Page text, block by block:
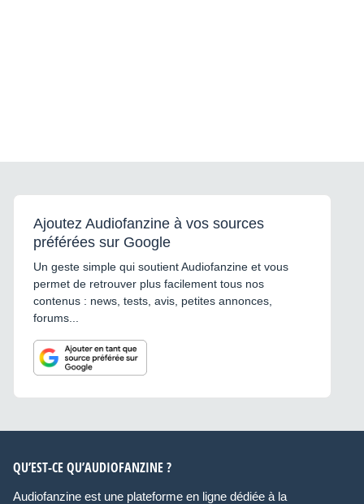
Ajoutez Audiofanzine à vos sources
préférées sur Google
Un geste simple qui soutient Audiofanzine et vous
permet de retrouver plus facilement tous nos
contenus : news, tests, avis, petites annonces,
forums...
QU’EST-CE QU’AUDIOFANZINE ?
Audiofanzine est une plateforme en ligne dédiée à la